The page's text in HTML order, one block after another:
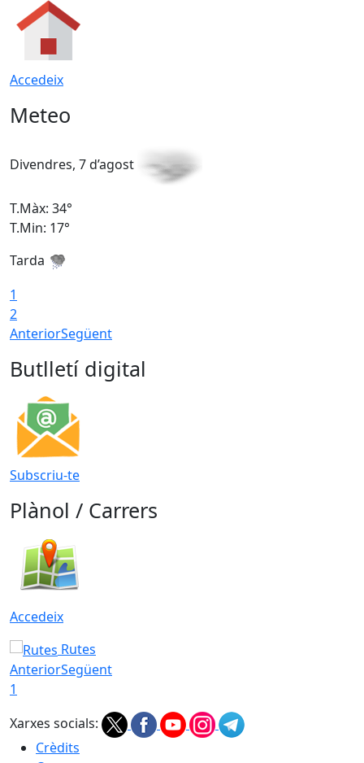
Accedeix
Meteo
Divendres, 7 d’agost
T.Màx: 34°
T.Min: 17°
Tarda
1
2
AnteriorSegüent
Butlletí digital
Subscriu-te
Plànol / Carrers
Accedeix
Rutes
AnteriorSegüent
1
Xarxes socials:
Crèdits